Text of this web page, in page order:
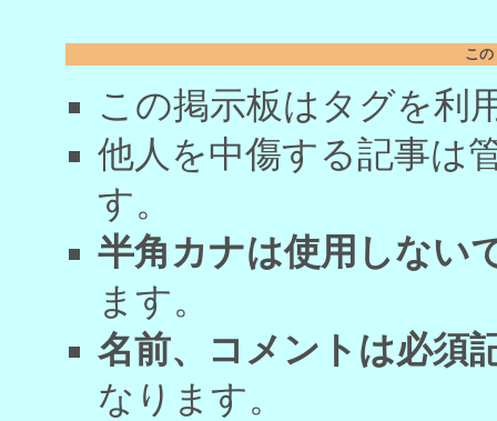
こ
この掲示板はタグを利
他人を中傷する記事は
す。
半角カナは使用しない
ます。
名前、コメントは必須
なります。